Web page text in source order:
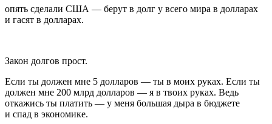
опять сделали США — берут в долг у всего мира в долларах
и гасят в долларах.
Закон долгов прост.
Если ты должен мне 5 долларов — ты в моих руках. Если ты
должен мне 200 млрд долларов — я в твоих руках. Ведь
откажись ты платить — у меня большая дыра в бюджете
и спад в экономике.